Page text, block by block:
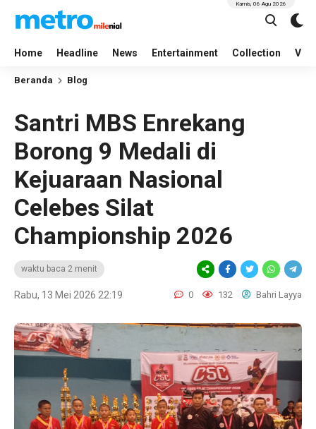
Home Headline News Entertainment Collection
Kamis, 06 Agu 2026
Beranda Blog
Santri MBS Enrekang
Borong 9 Medali di
Kejuaraan Nasional
Celebes Silat
Championship 2026
waktu baca 2 menit
Rabu, 13 Mei 2026 22:19 0 132 Bahri Layya